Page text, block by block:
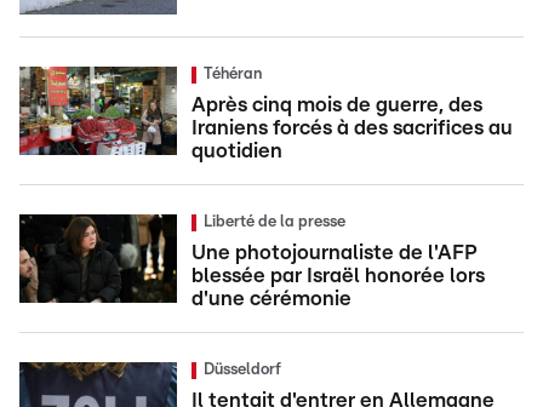
Téhéran
Après cinq mois de guerre, des
Iraniens forcés à des sacrifices au
quotidien
Liberté de la presse
Une photojournaliste de l'AFP
blessée par Israël honorée lors
d'une cérémonie
Düsseldorf
Il tentait d'entrer en Allemagne